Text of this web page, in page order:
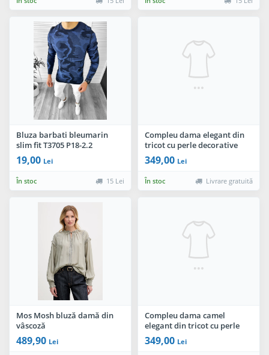
Bluza barbati bleumarin
slim fit T3705 P18-2.2
19,00 Lei
În stoc 15 Lei
Compleu dama elegant din
tricot cu perle decorative
349,00 Lei
În stoc Livrare gratuită
Mos Mosh bluză damă din
vâscoză
489,90 Lei
Compleu dama camel
elegant din tricot cu perle
decorative
349,00 Lei